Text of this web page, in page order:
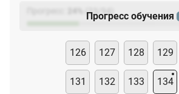
(23
Прогресс обучения
126 127 128 129
131 132 133 134